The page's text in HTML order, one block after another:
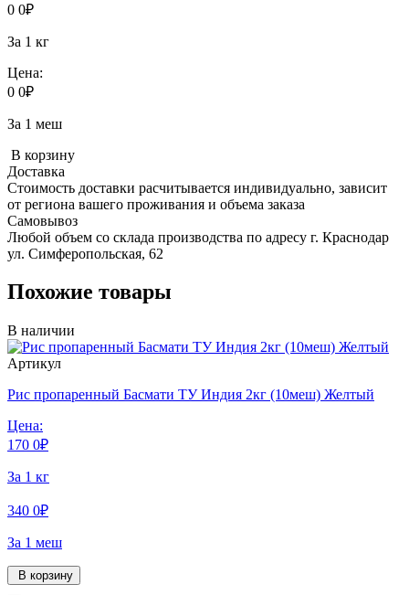
0 0₽
За 1 кг
Цена:
0 0₽
За 1 меш
В корзину
Доставка
Стоимость доставки расчитывается индивидуально, зависит
от региона вашего проживания и объема заказа
Самовывоз
Любой объем со склада производства по адресу г. Краснодар
ул. Симферопольская, 62
Похожие товары
В наличии
Артикул
Рис пропаренный Басмати ТУ Индия 2кг (10меш) Желтый
Цена:
170 0₽
За 1 кг
340 0₽
За 1 меш
В корзину